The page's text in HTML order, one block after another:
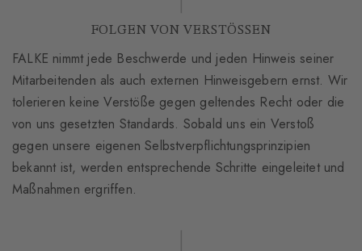
FOLGEN VON VERSTÖSSEN
FALKE nimmt jede Beschwerde und jeden Hinweis seiner
Mitarbeitenden als auch externen Hinweisgebern ernst. Wir
tolerieren keine Verstöße gegen geltendes Recht oder die
von uns gesetzten Standards. Sobald uns ein Verstoß
gegen unsere eigenen Selbstverpflichtungsprinzipien
bekannt ist, werden entsprechende Schritte eingeleitet und
Maßnahmen ergriffen.